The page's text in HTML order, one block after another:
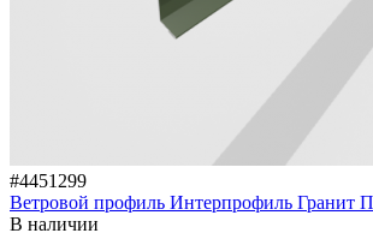
#4451299
Ветровой профиль Интерпрофиль Гранит
В наличии